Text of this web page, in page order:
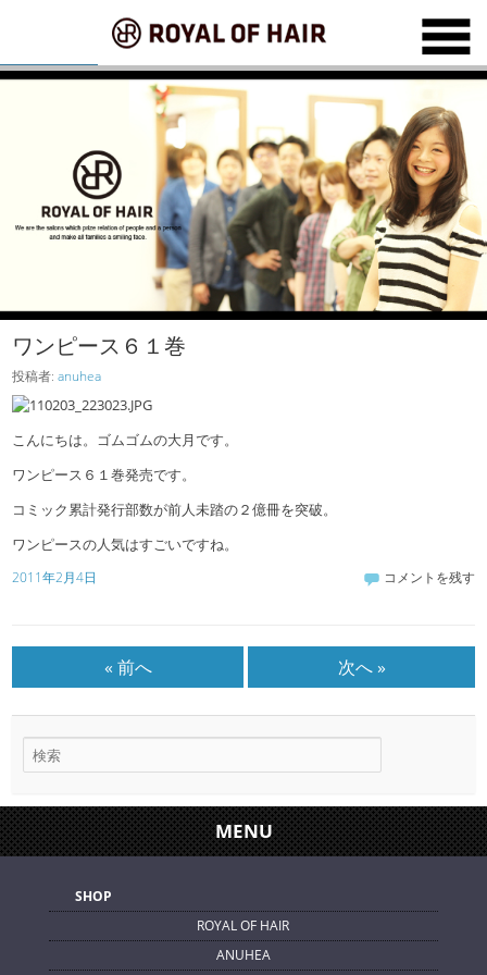
ワンピース６１巻
投稿者:anuhea
こんにちは。ゴムゴムの大月です。
ワンピース６１巻発売です。
コミック累計発行部数が前人未踏の２億冊を突破。
ワンピースの人気はすごいですね。
2011年2月4日 コメントを残す
« 前へ 次へ »
MENU
SHOP
ROYAL OF HAIR
ANUHEA